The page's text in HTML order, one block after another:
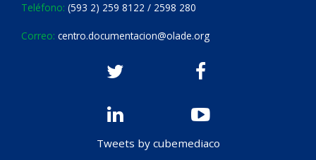
Teléfono: (593 2) 259 8122 / 2598 280
Correo: centro.documentacion@olade.org
Tweets by cubemediaco